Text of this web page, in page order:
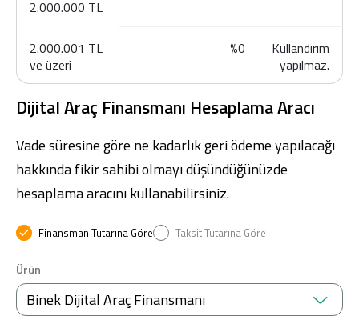
2.000.000 TL
2.000.001 TL
ve üzeri
%0
Kullandırım
yapılmaz.
Dijital Araç Finansmanı Hesaplama Aracı
Vade süresine göre ne kadarlık geri ödeme yapılacağı
hakkında fikir sahibi olmayı düşündüğünüzde
hesaplama aracını kullanabilirsiniz.
Finansman Tutarına Göre Taksit Tutarına Göre
Ürün
Binek Dijital Araç Finansmanı